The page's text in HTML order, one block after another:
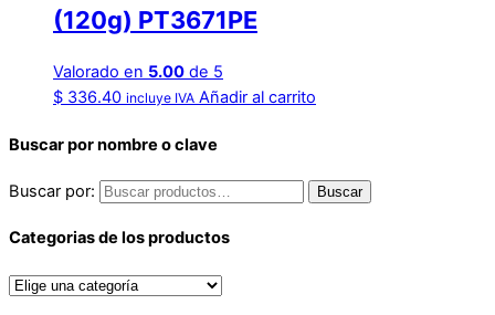
(120g) PT3671PE
Valorado en 5.00 de 5
$ 336.40 incluye IVA Añadir al carrito
Buscar por nombre o clave
Buscar por: Buscar
Categorias de los productos